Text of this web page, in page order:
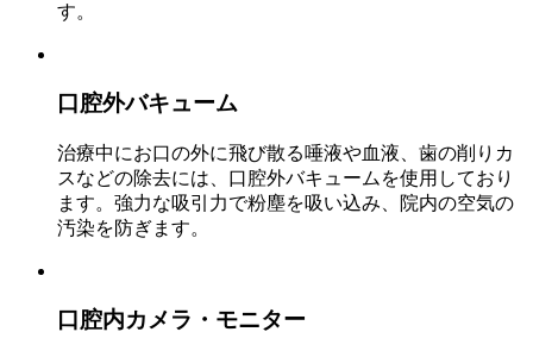
す。
口腔外バキューム
治療中にお口の外に飛び散る唾液や血液、歯の削りカ
スなどの除去には、口腔外バキュームを使用しており
ます。強力な吸引力で粉塵を吸い込み、院内の空気の
汚染を防ぎます。
口腔内カメラ・モニター